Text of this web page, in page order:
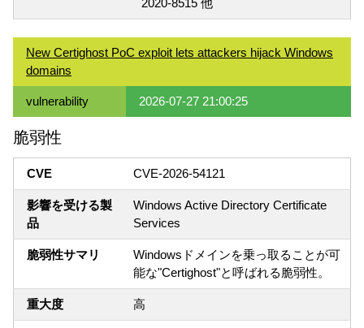
2020-8515 他
New Certighost PoC exploit lets attackers hijack Windows
domains
vulnerability 2026-07-27 21:00:25
脆弱性
CVE CVE-2026-54121
影響を受ける製
品
Windows Active Directory Certificate
Services
脆弱性サマリ
Windowsドメインを乗っ取ることが可
能な"Certighost"と呼ばれる脆弱性。
重大度 高